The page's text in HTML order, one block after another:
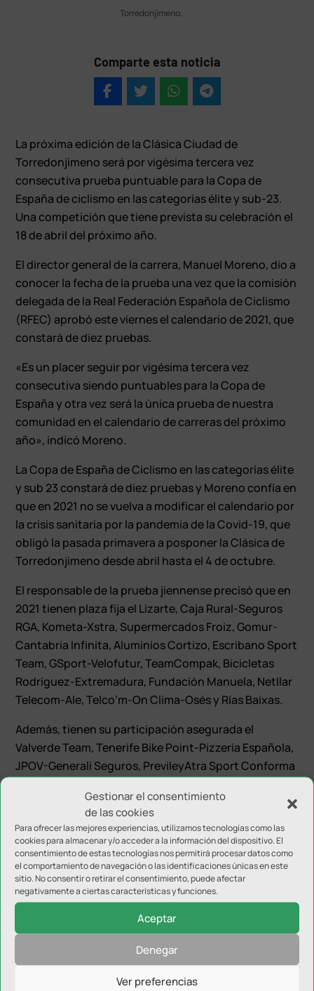
Gestionar el consentimiento
de las cookies
Para ofrecer las mejores experiencias, utilizamos tecnologías como las
cookies para almacenar y/o acceder a la información del dispositivo. El
consentimiento de estas tecnologías nos permitirá procesar datos como
el comportamiento de navegación o las identificaciones únicas en este
sitio. No consentir o retirar el consentimiento, puede afectar
negativamente a ciertas características y funciones.
Aceptar
Denegar
Ver preferencias
Torredonjimeno.
Comparte esta noticia
La próxima edición de la Clásica Ciudad de
Torredonjimeno será por vigésima tercera vez
consecutiva prueba puntuable para la Copa de
España de ciclismo en las categorías élite y sub-23.
Una competición que tiene prevista su celebración el
18 de abril del próximo año.
El director general de la carrera, Manuel Moreno, dio a
conocer la fecha de la prueba una vez que la comisión
delegada de la Real Federación Española de Ciclismo
(RFEC) aprobó este viernes el calendario de 2021, que
constará de diez pruebas.
«Es un placer seguir por vigésima tercera vez
consecutiva siendo puntuables para la Copa de
España y otra vez será la única prueba de nuestra
comunidad en el calendario de carreras del próximo
año», indicó Moreno.
La Copa de España de Ciclismo en las categorías élite
y sub 23 constará de diez pruebas y Moreno confía en
que en 2021 no se vuelva a modificar el calendario por
la crisis sanitaria por la pandemia de la Covid-19, que
obligó la pasada primavera a posponer la Clásica de
Torredonjimeno desde abril hasta el 4 de octubre.
El responsable de la prueba jiennense precisó que en
2021 tienen plaza fija el Lizarte, Caja Rural-Seguros
RGA, Kometa-Xstra, Supermercados Froiz, Gomur-
Cantabria Infinita, Aluminios Cortizo, Escribano Sport
Team, GSport-Velofutur, TeamCompak, Bicicletas
Rodríguez-Extremadura, Fundación Manuela, Netllar
Telecom-Ale, Telco’m-On Clima-Osés y Rías Baixas.
Además, tienen su participación asegurada el
Valverde Team, Tenerife Bike Point-Pizzería Española,
JPOV-Generali Seguros, PrevileyAtra Sport Conforma
Enviar comentario
Tu dirección de correo electrónico no será publicada.
campos obligatorios están marcados con*